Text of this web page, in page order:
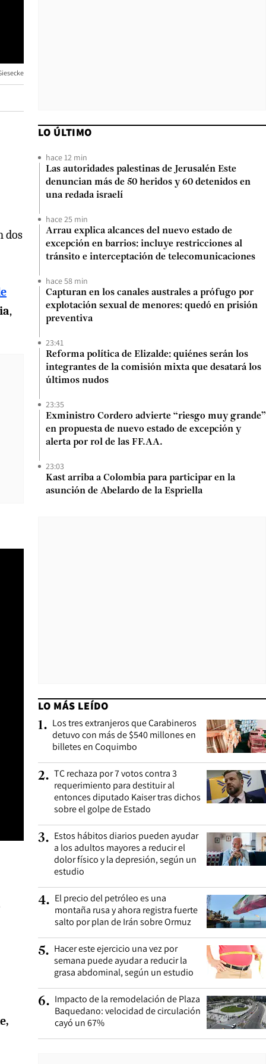
dos
,
LO ÚLTIMO
hace 12 min
Las autoridades palestinas de Jerusalén Este
denuncian más de 50 heridos y 60 detenidos en
una redada israelí
hace 25 min
Arrau explica alcances del nuevo estado de
excepción en barrios: incluye restricciones al
tránsito e interceptación de telecomunicaciones
hace 58 min
Capturan en los canales australes a prófugo por
explotación sexual de menores: quedó en prisión
preventiva
23:41
Reforma política de Elizalde: quiénes serán los
integrantes de la comisión mixta que desatará los
últimos nudos
23:35
Exministro Cordero advierte “riesgo muy grande”
en propuesta de nuevo estado de excepción y
alerta por rol de las FF.AA.
23:03
Kast arriba a Colombia para participar en la
asunción de Abelardo de la Espriella
LO MÁS LEÍDO
1. Los tres extranjeros que Carabineros
detuvo con más de $540 millones en
billetes en Coquimbo
2. TC rechaza por 7 votos contra 3
requerimiento para destituir al
entonces diputado Kaiser tras dichos
sobre el golpe de Estado
3. Estos hábitos diarios pueden ayudar
a los adultos mayores a reducir el
dolor físico y la depresión, según un
estudio
4. El precio del petróleo es una
montaña rusa y ahora registra fuerte
salto por plan de Irán sobre Ormuz
5. Hacer este ejercicio una vez por
semana puede ayudar a reducir la
grasa abdominal, según un estudio
6. Impacto de la remodelación de Plaza
Baquedano: velocidad de circulación
cayó un 67%